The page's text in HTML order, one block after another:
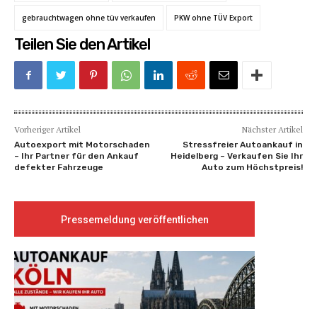
gebrauchtwagen ohne tüv verkaufen PKW ohne TÜV Export
Teilen Sie den Artikel
Vorheriger Artikel
Autoexport mit Motorschaden
– Ihr Partner für den Ankauf
defekter Fahrzeuge
Nächster Artikel
Stressfreier Autoankauf in
Heidelberg – Verkaufen Sie Ihr
Auto zum Höchstpreis!
Pressemeldung veröffentlichen